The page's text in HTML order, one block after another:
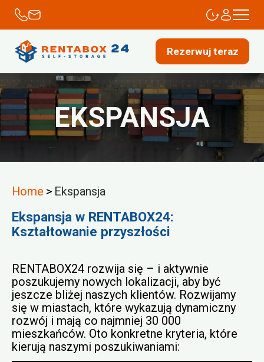
Rezerwuj teraz
EKSPANSJA
Home > Ekspansja
Ekspansja w RENTABOX24:
Kształtowanie przyszłości
RENTABOX24 rozwija się – i aktywnie
poszukujemy nowych lokalizacji, aby być
jeszcze bliżej naszych klientów. Rozwijamy
się w miastach, które wykazują dynamiczny
rozwój i mają co najmniej 30 000
mieszkańców. Oto konkretne kryteria, które
kierują naszymi poszukiwaniami: